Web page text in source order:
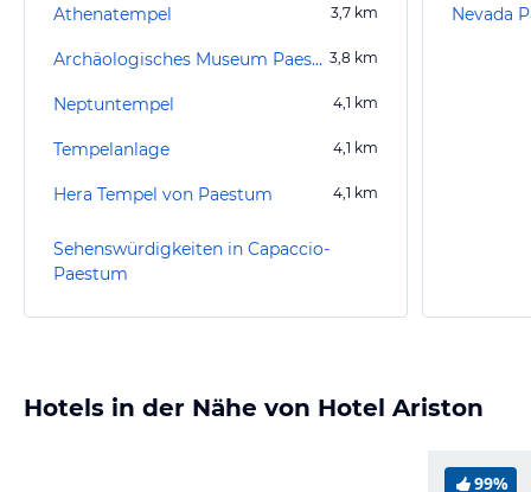
Athenatempel 3,7 km
Archäologisches Museum Paestum 3,8 km
Neptuntempel 4,1 km
Tempelanlage 4,1 km
Hera Tempel von Paestum 4,1 km
Sehenswürdigkeiten in Capaccio-
Paestum
Nevada
Hotels in der Nähe von Hotel Ariston
99%